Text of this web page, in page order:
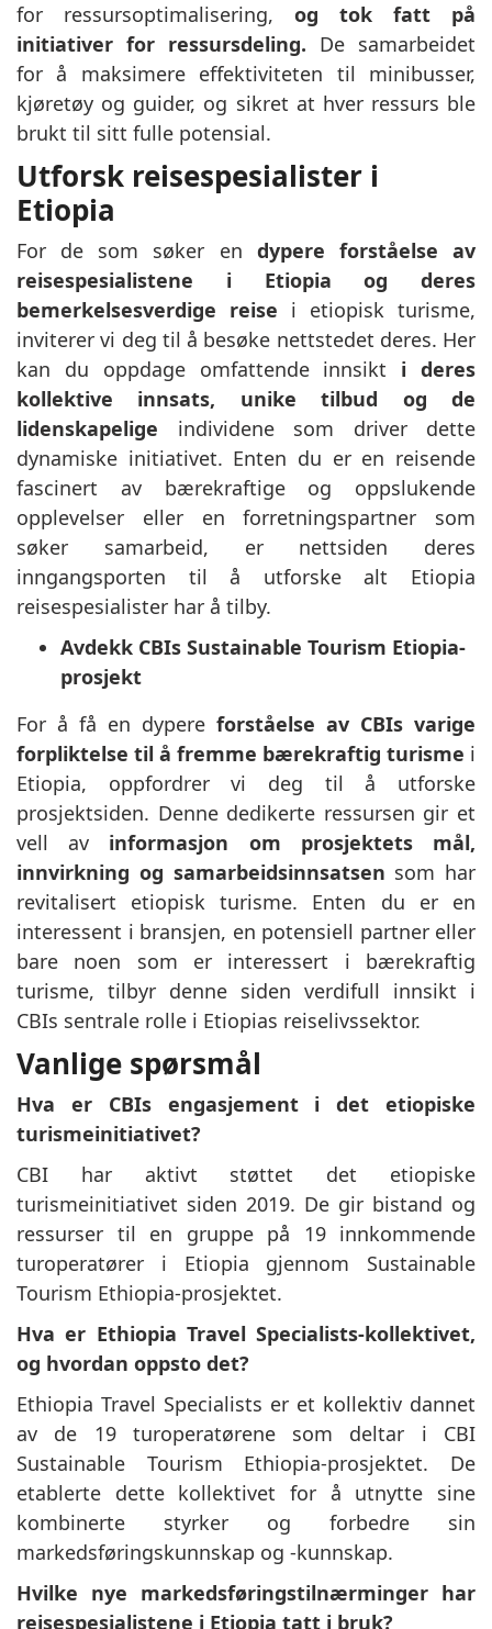
for ressursoptimalisering, og tok fatt på
initiativer for ressursdeling. De samarbeidet
for å maksimere effektiviteten til minibusser,
kjøretøy og guider, og sikret at hver ressurs ble
brukt til sitt fulle potensial.
Utforsk reisespesialister i
Etiopia
For de som søker en dypere forståelse av
reisespesialistene i Etiopia og deres
bemerkelsesverdige reise i etiopisk turisme,
inviterer vi deg til å besøke nettstedet deres. Her
kan du oppdage omfattende innsikt i deres
kollektive innsats, unike tilbud og de
lidenskapelige individene som driver dette
dynamiske initiativet. Enten du er en reisende
fascinert av bærekraftige og oppslukende
opplevelser eller en forretningspartner som
søker samarbeid, er nettsiden deres
inngangsporten til å utforske alt Etiopia
reisespesialister har å tilby.
Avdekk CBIs Sustainable Tourism Etiopia-
prosjekt
For å få en dypere forståelse av CBIs varige
forpliktelse til å fremme bærekraftig turisme i
Etiopia, oppfordrer vi deg til å utforske
prosjektsiden. Denne dedikerte ressursen gir et
vell av informasjon om prosjektets mål,
innvirkning og samarbeidsinnsatsen som har
revitalisert etiopisk turisme. Enten du er en
interessent i bransjen, en potensiell partner eller
bare noen som er interessert i bærekraftig
turisme, tilbyr denne siden verdifull innsikt i
CBIs sentrale rolle i Etiopias reiselivssektor.
Vanlige spørsmål
Hva er CBIs engasjement i det etiopiske
turismeinitiativet?
CBI har aktivt støttet det etiopiske
turismeinitiativet siden 2019. De gir bistand og
ressurser til en gruppe på 19 innkommende
turoperatører i Etiopia gjennom Sustainable
Tourism Ethiopia-prosjektet.
Hva er Ethiopia Travel Specialists-kollektivet,
og hvordan oppsto det?
Ethiopia Travel Specialists er et kollektiv dannet
av de 19 turoperatørene som deltar i CBI
Sustainable Tourism Ethiopia-prosjektet. De
etablerte dette kollektivet for å utnytte sine
kombinerte styrker og forbedre sin
markedsføringskunnskap og -kunnskap.
Hvilke nye markedsføringstilnærminger har
reisespesialistene i Etiopia tatt i bruk?